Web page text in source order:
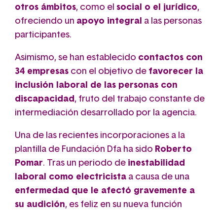
otros ámbitos, como el social o el jurídico,
ofreciendo un apoyo integral a las personas
participantes.
Asimismo, se han establecido contactos con
34 empresas con el objetivo de favorecer la
inclusión laboral de las personas con
discapacidad , fruto del trabajo constante de
intermediación desarrollado por la agencia.
Una de las recientes incorporaciones a la
plantilla de Fundación Dfa ha sido Roberto
Pomar. Tras un periodo de inestabilidad
laboral como electricista a causa de una
enfermedad que le afectó gravemente a
su audición, es feliz en su nueva función